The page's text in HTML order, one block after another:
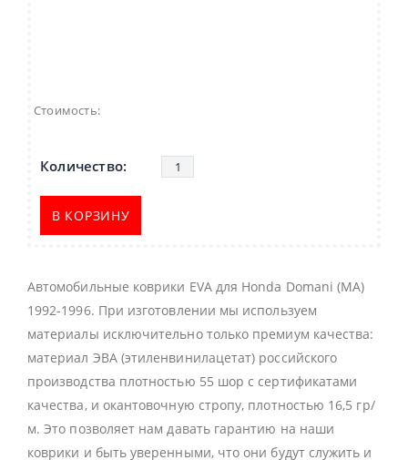
Стоимость:
В КОРЗИНУ
Автомобильные коврики EVA для Honda Domani (MA)
1992-1996. При изготовлении мы используем
материалы исключительно только премиум качества:
материал ЭВА (этиленвинилацетат) российского
производства плотностью 55 шор с сертификатами
качества, и окантовочную стропу, плотностью 16,5 гр/
м. Это позволяет нам давать гарантию на наши
коврики и быть уверенными, что они будут служить и